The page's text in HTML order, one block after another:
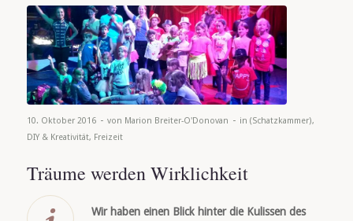
10. Oktober 2016 - von Marion Breiter-O'Donovan - in (Schatzkammer),
DIY & Kreativität, Freizeit
Träume werden Wirklichkeit
Wir haben einen Blick hinter die Kulissen des